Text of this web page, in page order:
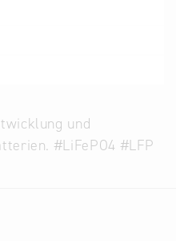
Datenbanken
aus
und
#LiFePO4 #LFP